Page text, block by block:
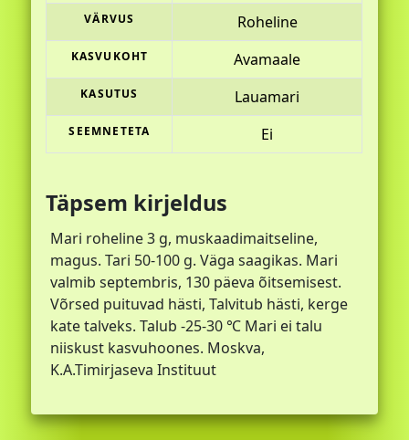
VÄRVUS Roheline
KASVUKOHT Avamaale
KASUTUS Lauamari
SEEMNETETA Ei
Täpsem kirjeldus
Mari roheline 3 g, muskaadimaitseline,
magus. Tari 50-100 g. Väga saagikas. Mari
valmib septembris, 130 päeva õitsemisest.
Võrsed puituvad hästi, Talvitub hästi, kerge
kate talveks. Talub -25-30 ℃ Mari ei talu
niiskust kasvuhoones. Moskva,
K.A.Timirjaseva Instituut